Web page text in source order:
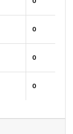
0
0
0